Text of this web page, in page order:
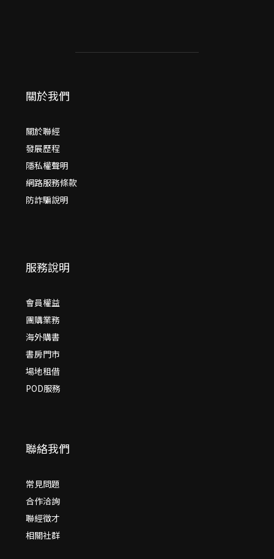
關於我們
關於聯經
發展歷程
隱私權聲明
網路服務條款
防詐騙說明
服務說明
會員權益
團購業務
海外購書
書房門市
場地租借
POD服務
聯絡我們
常見問題
合作洽詢
聯經徵才
相關社群